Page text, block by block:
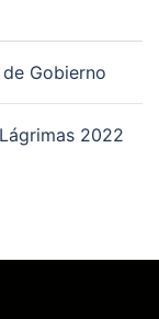
Gobierno
2022